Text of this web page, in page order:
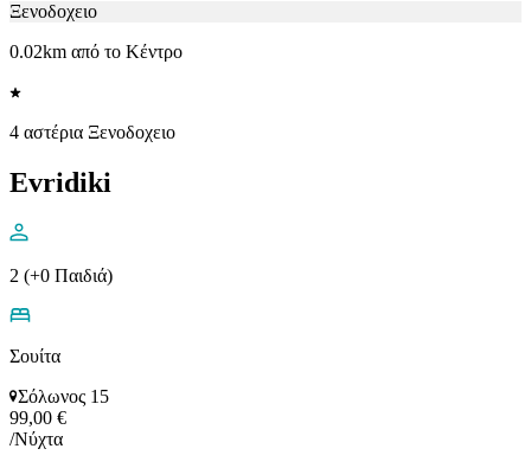
Ξενοδοχειο
0.02km από το Κέντρο
4 αστέρια Ξενοδοχειο
Evridiki
2 (+0 Παιδιά)
Σουίτα
Σόλωνος 15
99,00 €
/Νύχτα